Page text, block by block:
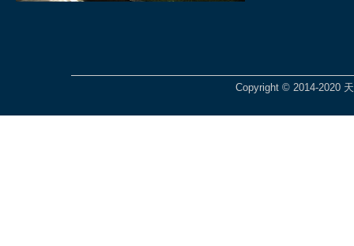
Copyright © 2014-2020